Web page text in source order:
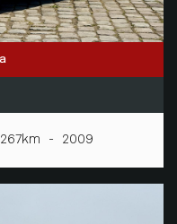
- 2009